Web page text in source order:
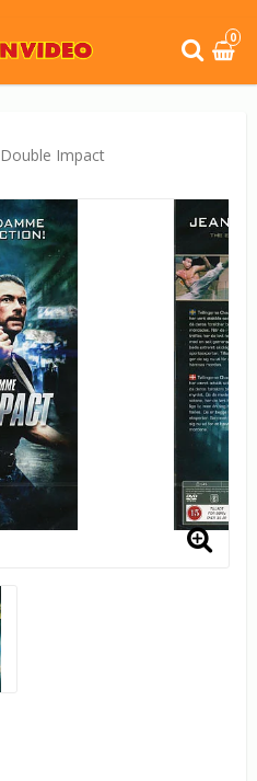
0
Double Impact